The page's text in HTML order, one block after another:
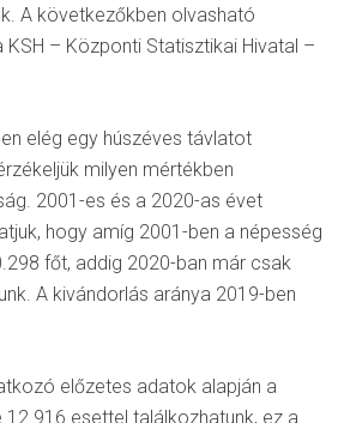
A következőkben olvasható
– Központi Statisztikai Hivatal –
elég egy húszéves távlatot
milyen mértékben
2001-es és a 2020-as évet
hogy amíg 2001-ben a népesség
főt, addig 2020-ban már csak
A kivándorlás aránya 2019-ben
előzetes adatok alapján a
esettel találkozhatunk, ez a